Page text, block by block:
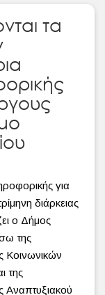
τα
για
διάρκειας
ο Δήμος
της
Κοινωνικών
της
Αναπτυξιακού